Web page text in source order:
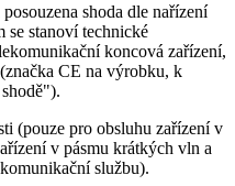
shoda dle nařízení
se stanoví technické
koncová zařízení,
CE na výrobku, k
(pouze pro obsluhu zařízení v
v pásmu krátkých vln a
službu).